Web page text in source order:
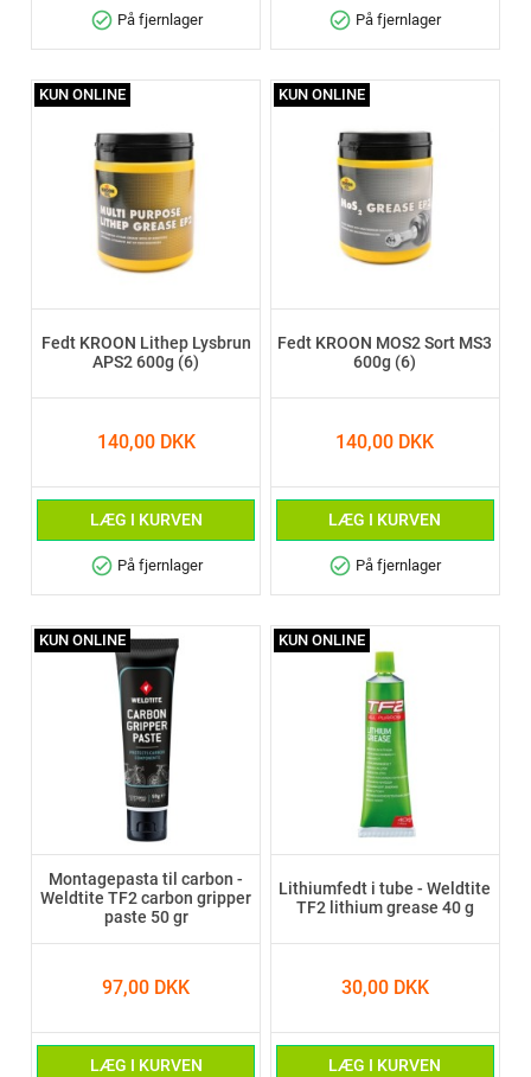
check_circle På fjernlager check_circle På fjernlager
Fedt KROON Lithep Lysbrun
APS2 600g (6)
140,00 DKK
LÆG I KURVEN
check_circle På fjernlager
KUN ONLINE
Fedt KROON MOS2 Sort MS3
600g (6)
140,00 DKK
LÆG I KURVEN
check_circle På fjernlager
KUN ONLINE
Montagepasta til carbon -
Weldtite TF2 carbon gripper
paste 50 gr
97,00 DKK
LÆG I KURVEN
KUN ONLINE
Lithiumfedt i tube - Weldtite
TF2 lithium grease 40 g
30,00 DKK
LÆG I KURVEN
KUN ONLINE